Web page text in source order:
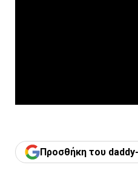
Προσθήκη του